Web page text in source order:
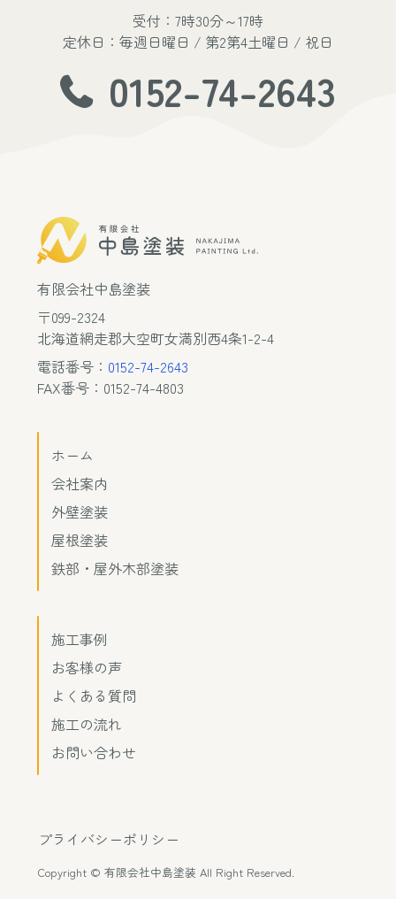
受付：7時30分～17時
定休日：毎週日曜日 / 第2第4土曜日 / 祝日
0152-74-2643
有限会社中島塗装
〒099-2324
北海道網走郡大空町女満別西4条1-2-4
電話番号： 0152-74-2643
FAX番号：0152-74-4803
ホーム
会社案内
外壁塗装
屋根塗装
鉄部・屋外木部塗装
施工事例
お客様の声
よくある質問
施工の流れ
お問い合わせ
プライバシーポリシー
Copyright © 有限会社中島塗装 All Right Reserved.